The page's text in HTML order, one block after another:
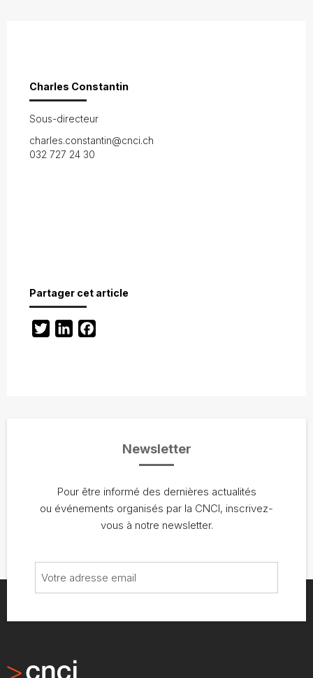
Charles Constantin
Sous-directeur
charles.constantin@cnci.ch
032 727 24 30
Partager cet article
TwitterLinkedIn
Newsletter
Pour être informé des dernières actualités
ou événements organisés par la CNCI, inscrivez-
vous à notre newsletter.